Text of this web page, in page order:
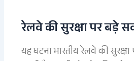
रेलवे की सुरक्षा पर बड़े
यह घटना भारतीय रेलवे की